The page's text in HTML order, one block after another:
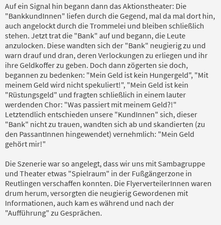
Auf ein Signal hin begann dann das Aktionstheater: Die
"BankkundInnen" liefen durch die Gegend, mal da mal dort hin,
auch angelockt durch die Trommelei und bleiben schließlich
stehen. Jetzt trat die "Bank" auf und begann, die Leute
anzulocken. Diese wandten sich der "Bank" neugierig zu und
warn drauf und dran, deren Verlockungen zu erliegen und ihr
ihre Geldkoffer zu geben. Doch dann zögerten sie doch,
begannen zu bedenken: "Mein Geld ist kein Hungergeld", "Mit
meinem Geld wird nicht spekuliert!", "Mein Geld ist kein
"Rüstungsgeld" und fragten schließlich in einem lauter
werdenden Chor: "Was passiert mit meinem Geld?!"
Letztendlich entschieden unsere "KundInnen" sich, dieser
"Bank" nicht zu trauen, wandten sich ab und skandierten (zu
den PassantInnen hingewendet) vernehmlich: "Mein Geld
gehört mir!"
Die Szenerie war so angelegt, dass wir uns mit Sambagruppe
und Theater etwas "Spielraum" in der Fußgängerzone in
Reutlingen verschaffen konnten. Die FlyerverteilerInnen waren
drum herum, versorgten die neugierig Gewordenen mit
Informationen, auch kam es während und nach der
"Aufführung" zu Gesprächen.